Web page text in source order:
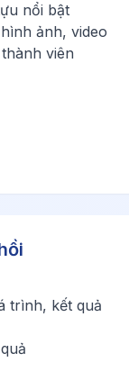
nổi bật
ảnh, video
viên
trình, kết quả